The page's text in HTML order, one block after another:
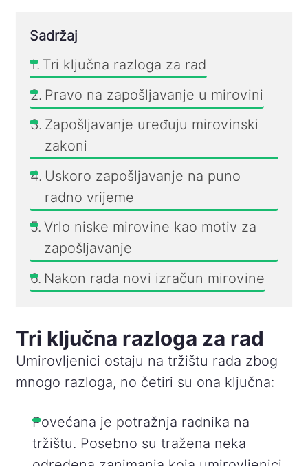
Sadržaj
Tri ključna razloga za rad
Pravo na zapošljavanje u mirovini
Zapošljavanje uređuju mirovinski
zakoni
Uskoro zapošljavanje na puno
radno vrijeme
Vrlo niske mirovine kao motiv za
zapošljavanje
Nakon rada novi izračun mirovine
Tri ključna razloga za rad
Umirovljenici ostaju na tržištu rada zbog
mnogo razloga, no četiri su ona ključna:
Povećana je potražnja radnika na
tržištu. Posebno su tražena neka